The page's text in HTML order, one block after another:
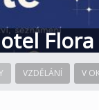
VZDĚLÁNÍ V